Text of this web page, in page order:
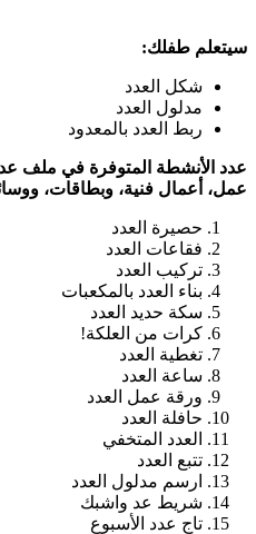
سيتعلم طفلك:
شكل العدد
مدلول العدد
ربط العدد بالمعدود
عمل، أعمال فنية، وبطاقات،
حصيرة العدد
فقاعات العدد
تركيب العدد
بناء العدد بالمكعبات
سكة حديد العدد
كرات من العلكة!
تغطية العدد
ساعة العدد
ورقة عمل العدد
حافلة العدد
العدد المتخفي
تتبع العدد
ارسم مدلول العدد
شريط عد واشبك
تاج عدد الأسبوع